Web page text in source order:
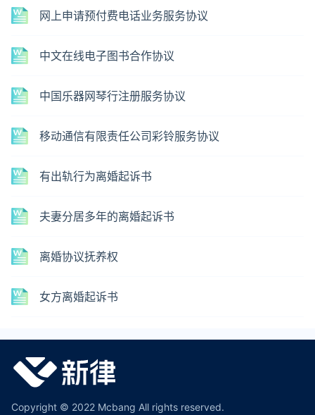
网上申请预付费电话业务服务协议
中文在线电子图书合作协议
中国乐器网琴行注册服务协议
移动通信有限责任公司彩铃服务协议
有出轨行为离婚起诉书
夫妻分居多年的离婚起诉书
离婚协议抚养权
女方离婚起诉书
Copyright © 2022 Mcbang All rights reserved.